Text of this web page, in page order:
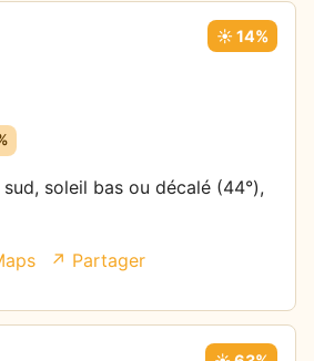
☀️ 14%
soleil bas ou décalé (44°),
↗ Partager